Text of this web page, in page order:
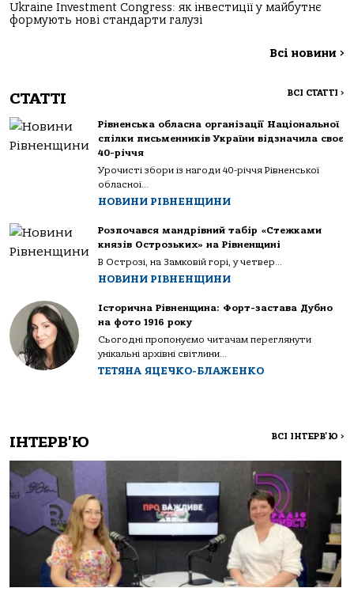
Ukraine Investment Congress: як інвестиції у майбутнє
формують нові стандарти галузі
Всі новини >
СТАТТІ ВСІ СТАТТІ >
Рівненська обласна організації Національної
спілки письменників України відзначила своє
40-річчя
Урочисті збори із нагоди 40-річчя Рівненської
обласної...
НОВИНИ РІВНЕНЩИНИ
Розпочався мандрівний табір «Стежками
князів Острозьких» на Рівненщині
В Острозі, на Замковій горі, у четвер...
НОВИНИ РІВНЕНЩИНИ
Історична Рівненщина: Форт-застава Дубно
на фото 1916 року
Сьогодні пропонуємо читачам переглянути
унікальні архівні світлини...
ТЕТЯНА ЯЦЕЧКО-БЛАЖЕНКО
ІНТЕРВ'Ю ВСІ ІНТЕРВ'Ю >